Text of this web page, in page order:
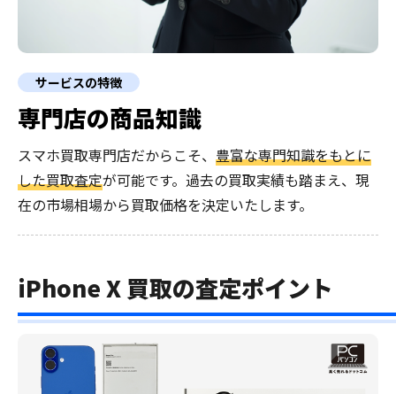
サービスの特徴
専門店の商品知識
スマホ買取専門店だからこそ、 豊富な専門知識をもとに
した買取査定が可能です。過去の買取実績も踏まえ、現
在の市場相場から買取価格を決定いたします。
iPhone X 買取の査定ポイント